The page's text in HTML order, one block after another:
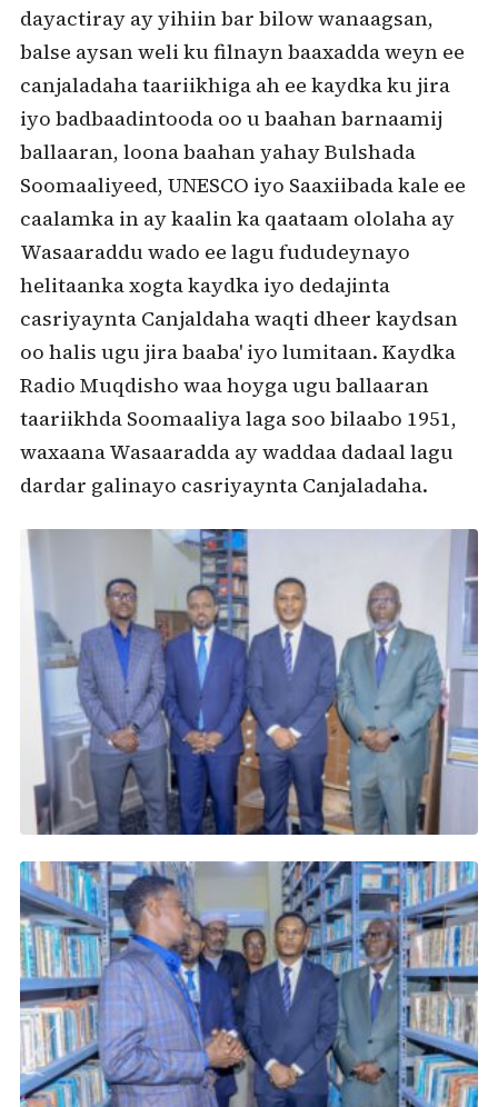
dayactiray ay yihiin bar bilow wanaagsan,
balse aysan weli ku filnayn baaxadda weyn ee
canjaladaha taariikhiga ah ee kaydka ku jira
iyo badbaadintooda oo u baahan barnaamij
ballaaran, loona baahan yahay Bulshada
Soomaaliyeed, UNESCO iyo Saaxiibada kale ee
caalamka in ay kaalin ka qaataam ololaha ay
Wasaaraddu wado ee lagu fududeynayo
helitaanka xogta kaydka iyo dedajinta
casriyaynta Canjaldaha waqti dheer kaydsan
oo halis ugu jira baaba' iyo lumitaan. Kaydka
Radio Muqdisho waa hoyga ugu ballaaran
taariikhda Soomaaliya laga soo bilaabo 1951,
waxaana Wasaaradda ay waddaa dadaal lagu
dardar galinayo casriyaynta Canjaladaha.